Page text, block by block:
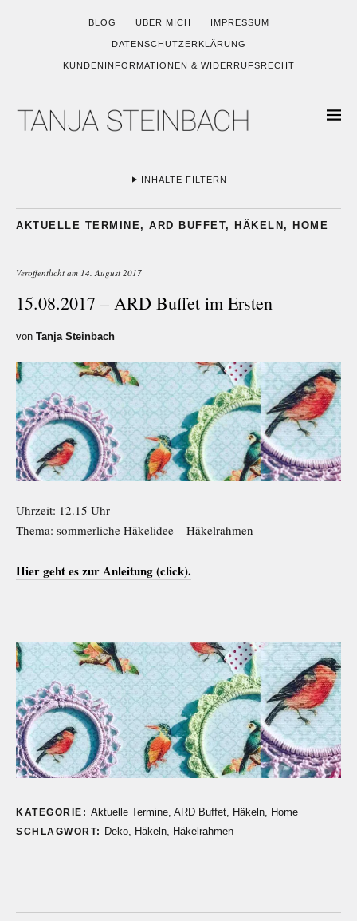
BLOG ÜBER MICH IMPRESSUM
DATENSCHUTZERKLÄRUNG
KUNDENINFORMATIONEN & WIDERRUFSRECHT
INHALTE FILTERN
AKTUELLE TERMINE, ARD BUFFET, HÄKELN , HOME
Veröffentlicht am 14. August 2017
15.08.2017 – ARD Buffet im Ersten
von Tanja Steinbach
Uhrzeit: 12.15 Uhr
Thema: sommerliche Häkelidee – Häkelrahmen
Hier geht es zur Anleitung (click).
KATEGORIE: Aktuelle Termine, ARD Buffet, Häkeln, Home
SCHLAGWORT: Deko Häkeln Häkelrahmen